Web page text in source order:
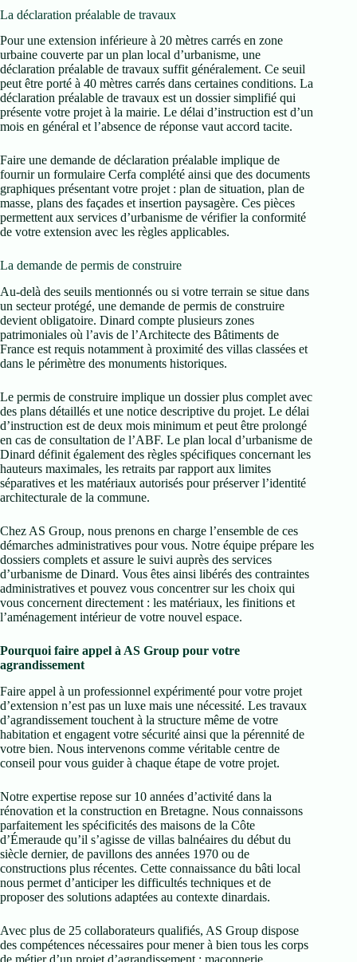
La déclaration préalable de travaux
Pour une extension inférieure à 20 mètres carrés en zone
urbaine couverte par un plan local d’urbanisme, une
déclaration préalable de travaux suffit généralement. Ce seuil
peut être porté à 40 mètres carrés dans certaines conditions. La
déclaration préalable de travaux est un dossier simplifié qui
présente votre projet à la mairie. Le délai d’instruction est d’un
mois en général et l’absence de réponse vaut accord tacite.
Faire une demande de déclaration préalable implique de
fournir un formulaire Cerfa complété ainsi que des documents
graphiques présentant votre projet : plan de situation, plan de
masse, plans des façades et insertion paysagère. Ces pièces
permettent aux services d’urbanisme de vérifier la conformité
de votre extension avec les règles applicables.
La demande de permis de construire
Au-delà des seuils mentionnés ou si votre terrain se situe dans
un secteur protégé, une demande de permis de construire
devient obligatoire. Dinard compte plusieurs zones
patrimoniales où l’avis de l’Architecte des Bâtiments de
France est requis notamment à proximité des villas classées et
dans le périmètre des monuments historiques.
Le permis de construire implique un dossier plus complet avec
des plans détaillés et une notice descriptive du projet. Le délai
d’instruction est de deux mois minimum et peut être prolongé
en cas de consultation de l’ABF. Le plan local d’urbanisme de
Dinard définit également des règles spécifiques concernant les
hauteurs maximales, les retraits par rapport aux limites
séparatives et les matériaux autorisés pour préserver l’identité
architecturale de la commune.
Chez AS Group, nous prenons en charge l’ensemble de ces
démarches administratives pour vous. Notre équipe prépare les
dossiers complets et assure le suivi auprès des services
d’urbanisme de Dinard. Vous êtes ainsi libérés des contraintes
administratives et pouvez vous concentrer sur les choix qui
vous concernent directement : les matériaux, les finitions et
l’aménagement intérieur de votre nouvel espace.
Pourquoi faire appel à AS Group pour votre
agrandissement
Faire appel à un professionnel expérimenté pour votre projet
d’extension n’est pas un luxe mais une nécessité. Les travaux
d’agrandissement touchent à la structure même de votre
habitation et engagent votre sécurité ainsi que la pérennité de
votre bien. Nous intervenons comme véritable centre de
conseil pour vous guider à chaque étape de votre projet.
Notre expertise repose sur 10 années d’activité dans la
rénovation et la construction en Bretagne. Nous connaissons
parfaitement les spécificités des maisons de la Côte
d’Émeraude qu’il s’agisse de villas balnéaires du début du
siècle dernier, de pavillons des années 1970 ou de
constructions plus récentes. Cette connaissance du bâti local
nous permet d’anticiper les difficultés techniques et de
proposer des solutions adaptées au contexte dinardais.
Avec plus de 25 collaborateurs qualifiés, AS Group dispose
des compétences nécessaires pour mener à bien tous les corps
de métier d’un projet d’agrandissement : maçonnerie,